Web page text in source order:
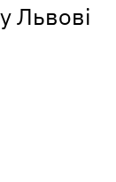
у Львові